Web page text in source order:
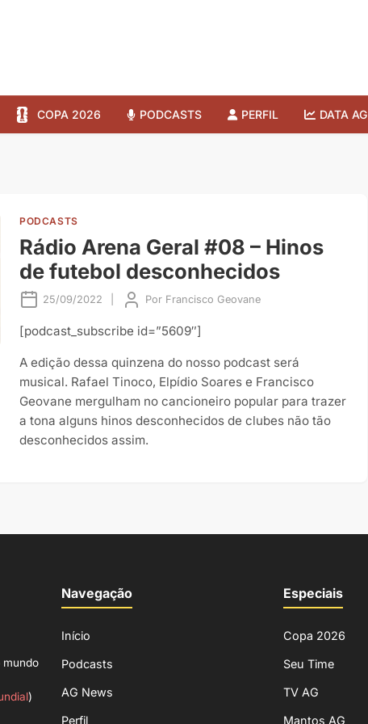
COPA 2026 PODCASTS PERFIL DATA AG
PODCASTS
Rádio Arena Geral #08 – Hinos
de futebol desconhecidos
25/09/2022 Por Francisco Geovane
[podcast_subscribe id=”5609″]
A edição dessa quinzena do nosso podcast será
musical. Rafael Tinoco, Elpídio Soares e Francisco
Geovane mergulham no cancioneiro popular para trazer
a tona alguns hinos desconhecidos de clubes não tão
desconhecidos assim.
mundo
)
Navegação
Início
Podcasts
AG News
Perfil
Especiais
Copa 2026
Seu Time
TV AG
Mantos AG